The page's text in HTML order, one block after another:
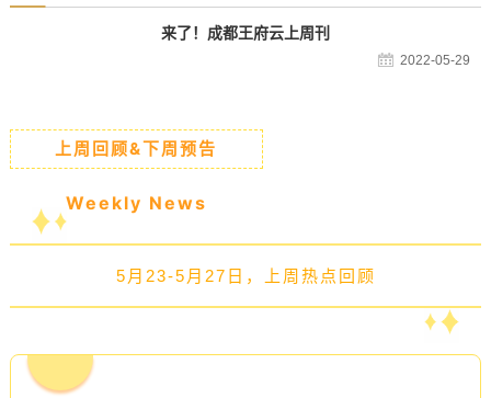
来了！成都王府云上周刊
2022-05-29
上周回顾&下周预告
Weekly News
5月23-5月27日，上周热点回顾